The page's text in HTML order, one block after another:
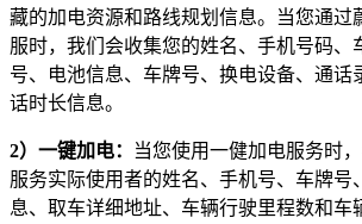
藏的加电资源和路线规划信息。当您通过
服时，我们会收集您的姓名、手机号码、
号、电池信息、车牌号、换电设备、通话
话时长信息。
2）一键加电：
当您使用一健加电服务时
服务实际使用者的姓名、手机号、车牌号
息、取车详细地址、车辆行驶里程数和车